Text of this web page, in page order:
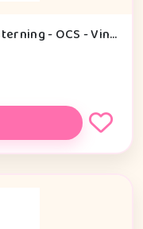
Cam Cam Copenhagen Aktivitetsterning - OCS - Vintage Toys